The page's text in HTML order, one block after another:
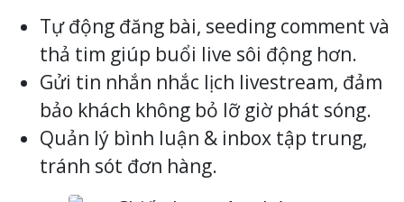
Tự động đăng bài, seeding comment và
thả tim giúp buổi live sôi động hơn.
Gửi tin nhắn nhắc lịch livestream, đảm
bảo khách không bỏ lỡ giờ phát sóng.
Quản lý bình luận & inbox tập trung,
tránh sót đơn hàng.